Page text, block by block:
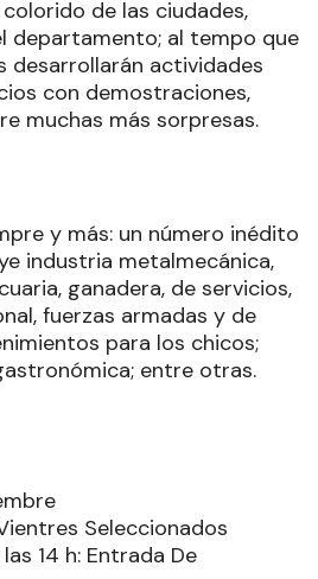
de las ciudades,
departamento; al tempo que
desarrollarán actividades
con demostraciones,
muchas más sorpresas.
y más: un número inédito
industria metalmecánica,
ganadera, de servicios,
fuerzas armadas y de
para los chicos;
entre otras.
Seleccionados
14 h: Entrada De